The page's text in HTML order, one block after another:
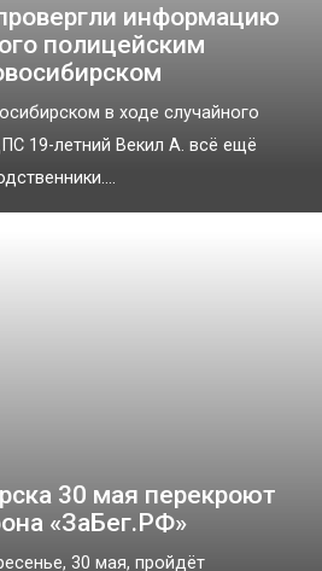
информацию
полицейским
в ходе случайного
19-летний Векил А. всё ещё
30 мая перекроют
«ЗаБег.РФ»
30 мая, пройдёт